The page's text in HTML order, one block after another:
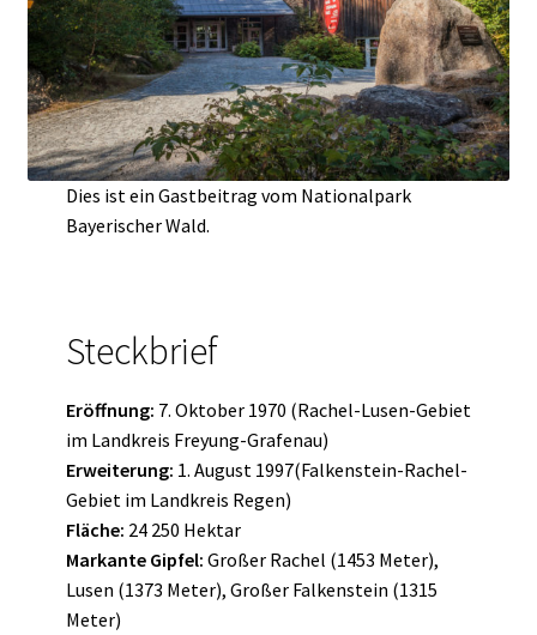
Dies ist ein Gastbeitrag vom Nationalpark
Bayerischer Wald.
Steckbrief
Eröffnung: 7. Oktober 1970 (Rachel-Lusen-Gebiet
im Landkreis Freyung-Grafenau)
Erweiterung: 1. August 1997(Falkenstein-Rachel-
Gebiet im Landkreis Regen)
Fläche: 24 250 Hektar
Markante Gipfel: Großer Rachel (1453 Meter),
Lusen (1373 Meter), Großer Falkenstein (1315
Meter)